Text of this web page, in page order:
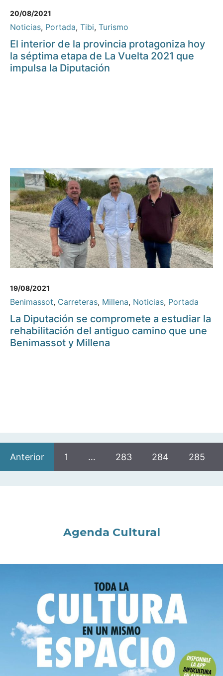
20/08/2021
Noticias, Portada, Tibi, Turismo
El interior de la provincia protagoniza hoy
la séptima etapa de La Vuelta 2021 que
impulsa la Diputación
19/08/2021
Benimassot, Carreteras, Millena, Noticias, Portada
La Diputación se compromete a estudiar la
rehabilitación del antiguo camino que une
Benimassot y Millena
Anterior 1 … 283 284 285
Agenda Cultural